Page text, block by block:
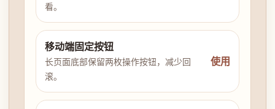
看。
移动端固定按钮
长页面底部保留两枚操作按钮，减少回
滚。
使用